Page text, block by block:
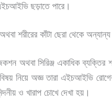
ছড়াতে পারে।
শরীরের কাঁটা ছেরা থেকে
অথবা সিরিঞ্জ একাধিক ব্যক্তির
নিয়ে অজ্ঞ তারা এইচআইভি
ও খারাপ চোখে দেখা হয়।